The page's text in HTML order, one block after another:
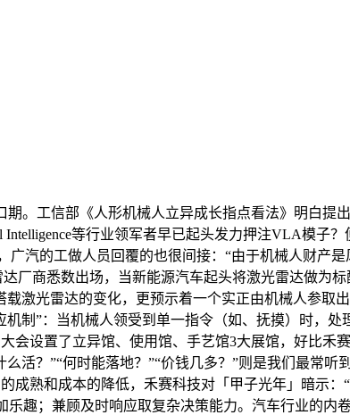
工信部《人形机械人立异成长指点看法》明白提
Intelligence等行业领军者早已起头发力押注VLA模子
汽的工做人员回覆的也很间接：“由于机械人财产
厂商悉数出场，当新能源汽车起头将激光雷达做为
激光雷达的变化，更预示着一个实正由机械人参取
制”：当机械人领受到单一指令（如、抚摸）时，
设置了立异馆、使用馆、手艺馆3大展馆，好比禾
？”“何时能落地？”“价钱几多？”则是我们最常听
成熟和成本的降低，禾赛科技对「甲子光年」暗示
趣；兼顾及时响应取复杂决策能力。汽车行业的